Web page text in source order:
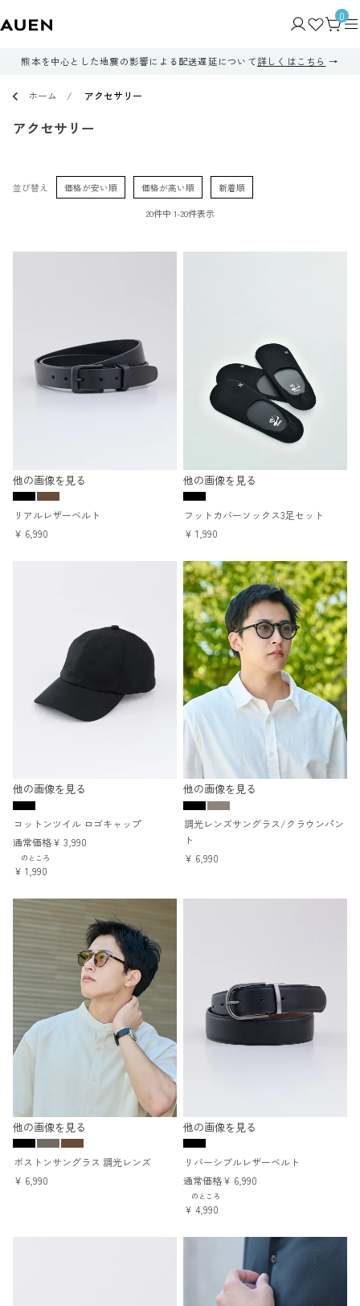
0
熊本を中心とした地震の影響による配送遅延について詳しくはこちら
ホーム アクセサリー
アクセサリー
並び替え 価格が安い順 価格が高い順
新着順
20件中 1-20件表示
他の画像を見る
リアルレザーベルト
¥ 6,990
他の画像を見る
フットカバーソックス3足セット
¥ 1,990
他の画像を見る
コットンツイル ロゴキャップ
通常価格¥ 3,990
のところ
¥ 1,990
他の画像を見る
調光レンズサングラス/クラウンパン
ト
¥ 6,990
他の画像を見る
ボストンサングラス 調光レンズ
¥ 6,990
他の画像を見る
リバーシブルレザーベルト
通常価格¥ 6,990
のところ
¥ 4,990